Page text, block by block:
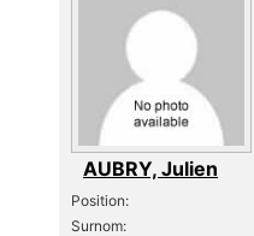
AUBRY, Julien
Position:
Surnom: